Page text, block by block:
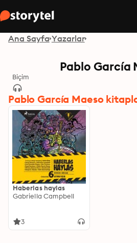
Ana Sayfa Yazarlar
Pablo García
Biçim
Pablo García Maeso
Haberlas haylas
Gabriella Campbell
3